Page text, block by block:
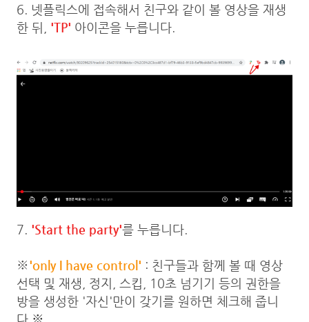
6. 넷플릭스에 접속해서 친구와 같이 볼 영상을 재생
한 뒤, 'TP' 아이콘을 누릅니다.
7. 'Start the party'를 누릅니다.
※ 'only I have control' : 친구들과 함께 볼 때 영상
선택 및 재생, 정지, 스킵, 10초 넘기기 등의 권한을
방을 생성한 '자신'만이 갖기를 원하면 체크해 줍니
다. ※